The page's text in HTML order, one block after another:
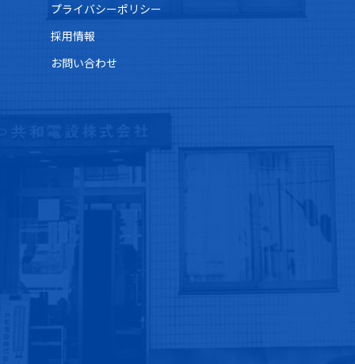
プライバシーポリシー
採用情報
お問い合わせ